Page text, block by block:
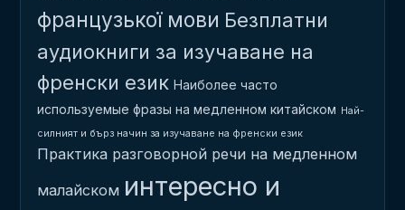
французької мови Безплатни
аудиокниги за изучаване на
френски език Наиболее часто
используемые фразы на медленном китайском Най-
силният и бърз начин за изучаване на френски език
Практика разговорной речи на медленном
малайском интересно и